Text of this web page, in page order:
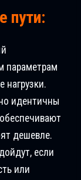
пути:
параметрам
нагрузки.
идентичны
дешевле.
если
или